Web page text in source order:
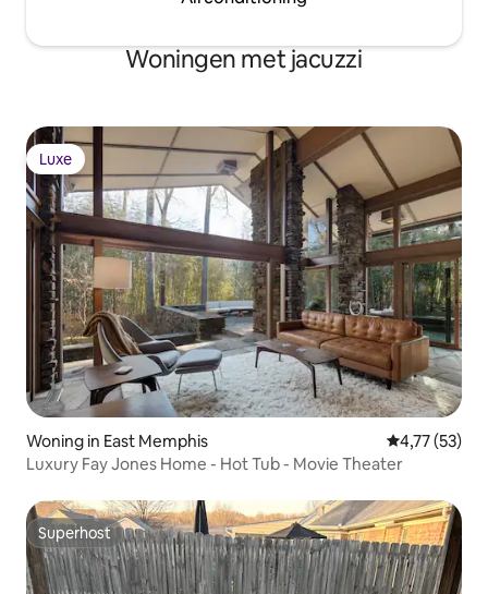
Woningen met jacuzzi
Luxe
Luxe
Woning in East Memphis Gemiddelde
4,77 (53)
Luxury Fay Jones Home - Hot Tub - Movie Theater
Superhost
Superhost